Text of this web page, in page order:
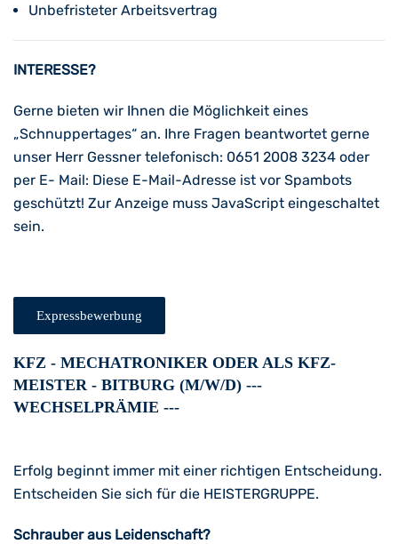
Unbefristeter Arbeitsvertrag
INTERESSE?
Gerne bieten wir Ihnen die Möglichkeit eines
„Schnuppertages“ an. Ihre Fragen beantwortet gerne
unser Herr Gessner telefonisch: 0651 2008 3234 oder
per E- Mail: Diese E-Mail-Adresse ist vor Spambots
geschützt! Zur Anzeige muss JavaScript eingeschaltet
sein.
Expressbewerbung
KFZ - MECHATRONIKER ODER ALS KFZ-
MEISTER - BITBURG (M/W/D) ---
WECHSELPRÄMIE ---
Erfolg beginnt immer mit einer richtigen Entscheidung.
Entscheiden Sie sich für die HEISTERGRUPPE.
Schrauber aus Leidenschaft?